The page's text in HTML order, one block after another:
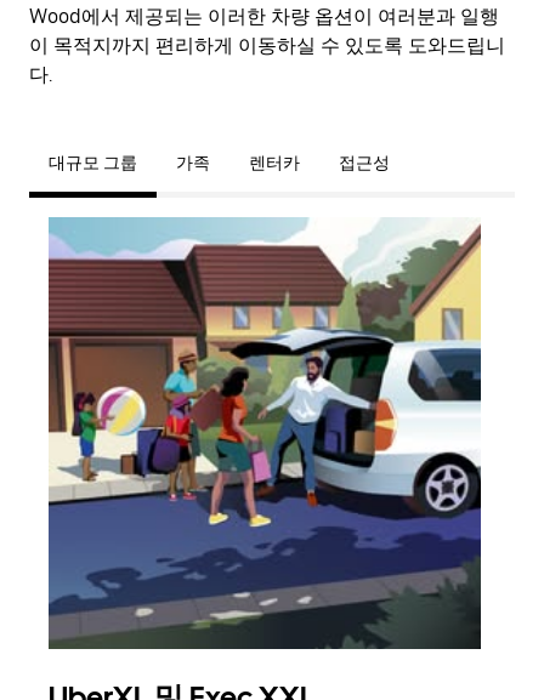
Wood에서 제공되는 이러한 차량 옵션이 여러분과 일행
이 목적지까지 편리하게 이동하실 수 있도록 도와드립니
다.
대규모 그룹 가족 렌터카 접근성